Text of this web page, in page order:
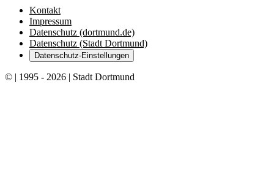
Kontakt
Impressum
Datenschutz (dortmund.de)
Datenschutz (Stadt Dortmund)
Datenschutz-Einstellungen
© | 1995 - 2026 | Stadt Dortmund